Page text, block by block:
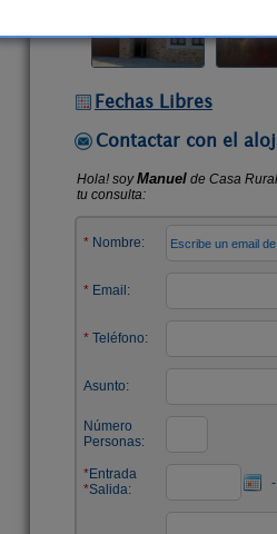
Fechas Libres
Contactar con el